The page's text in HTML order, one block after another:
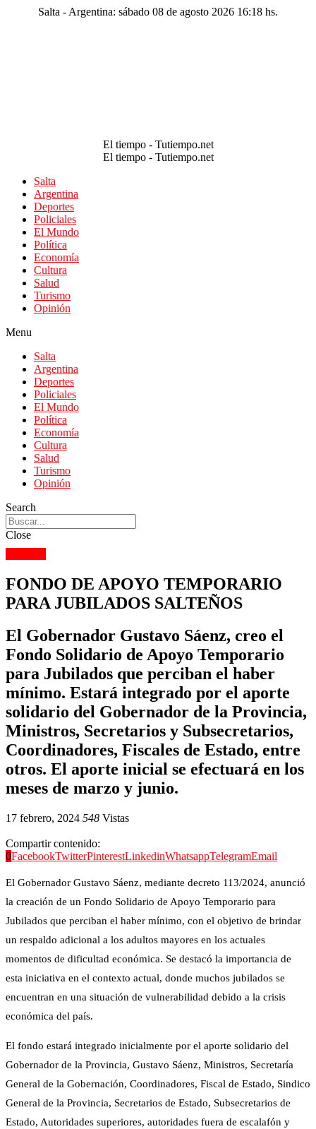
Salta - Argentina: sábado 08 de agosto 2026 16:18 hs.
El tiempo - Tutiempo.net
El tiempo - Tutiempo.net
Salta
Argentina
Deportes
Policiales
El Mundo
Política
Economía
Cultura
Salud
Turismo
Opinión
Menu
Salta
Argentina
Deportes
Policiales
El Mundo
Política
Economía
Cultura
Salud
Turismo
Opinión
Search
Close
FONDO DE APOYO TEMPORARIO
PARA JUBILADOS SALTEÑOS
El Gobernador Gustavo Sáenz, creo el
Fondo Solidario de Apoyo Temporario
para Jubilados que perciban el haber
mínimo. Estará integrado por el aporte
solidario del Gobernador de la Provincia,
Ministros, Secretarios y Subsecretarios,
Coordinadores, Fiscales de Estado, entre
otros. El aporte inicial se efectuará en los
meses de marzo y junio.
17 febrero, 2024 548 Vistas
Compartir contenido:
0FacebookTwitterPinterestLinkedinWhatsappTelegramEmail
El Gobernador Gustavo Sáenz, mediante decreto 113/2024, anunció
la creación de un Fondo Solidario de Apoyo Temporario para
Jubilados que perciban el haber mínimo, con el objetivo de brindar
un respaldo adicional a los adultos mayores en los actuales
momentos de dificultad económica. Se destacó la importancia de
esta iniciativa en el contexto actual, donde muchos jubilados se
encuentran en una situación de vulnerabilidad debido a la crisis
económica del país.
El fondo estará integrado inicialmente por el aporte solidario del
Gobernador de la Provincia, Gustavo Sáenz, Ministros, Secretaría
General de la Gobernación, Coordinadores, Fiscal de Estado, Sindico
General de la Provincia, Secretarios de Estado, Subsecretarios de
Estado, Autoridades superiores, autoridades fuera de escalafón y